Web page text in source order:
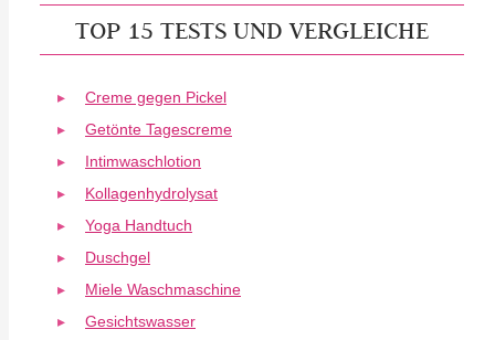
TOP 15 TESTS UND VERGLEICHE
Creme gegen Pickel
Getönte Tagescreme
Intimwaschlotion
Kollagenhydrolysat
Yoga Handtuch
Duschgel
Miele Waschmaschine
Gesichtswasser